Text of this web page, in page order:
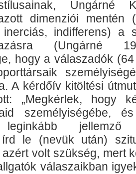
Ungárné
dimenziói mentén
inerciás, indifferens) a
(Ungárné
hogy a válaszadók
A kérdőív kitöltési
„Megkérlek, hogy
személyiségébe,
jellemző
le (nevük után)
volt szükség, mert
válaszaikban